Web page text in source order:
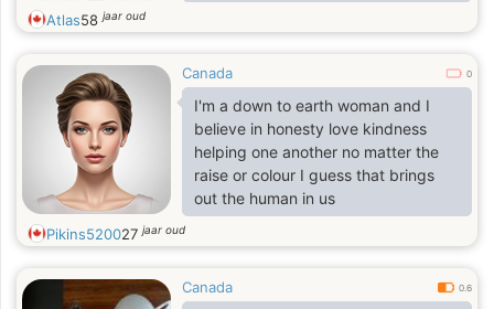
let’s start with a hello and see where
it takes us
Atlas58jaar oud
Canada 0
I'm a down to earth woman and I
believe in honesty love kindness
helping one another no matter the
raise or colour I guess that brings
out the human in us
Pikins520027jaar oud
Canada 0.6